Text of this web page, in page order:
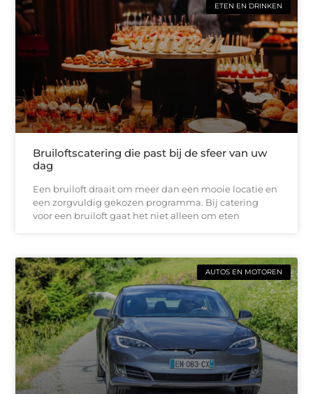
ETEN EN DRINKEN
Bruiloftscatering die past bij de sfeer van uw
dag
Een bruiloft draait om meer dan een mooie locatie en
een zorgvuldig gekozen programma. Bij catering
voor een bruiloft gaat het niet alleen om eten
AUTOS EN MOTOREN